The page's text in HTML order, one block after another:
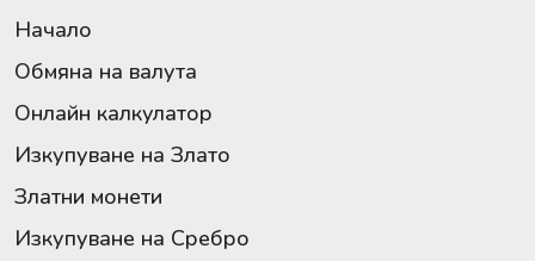
Начало
Обмяна на валута
Онлайн калкулатор
Изкупуване на Злато
Златни монети
Изкупуване на Сребро